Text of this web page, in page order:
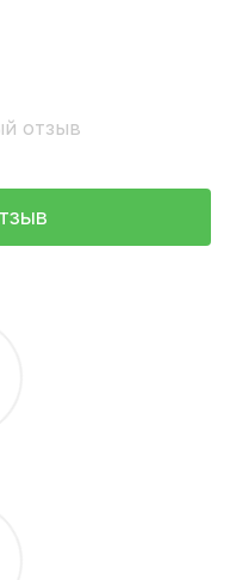
отзыв